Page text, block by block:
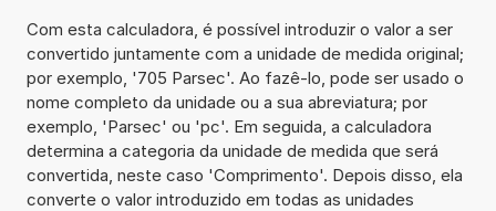
Com esta calculadora, é possível introduzir o valor a ser
convertido juntamente com a unidade de medida original;
por exemplo, '705 Parsec'. Ao fazê-lo, pode ser usado o
nome completo da unidade ou a sua abreviatura; por
exemplo, 'Parsec' ou 'pc'. Em seguida, a calculadora
determina a categoria da unidade de medida que será
convertida, neste caso 'Comprimento'. Depois disso, ela
converte o valor introduzido em todas as unidades